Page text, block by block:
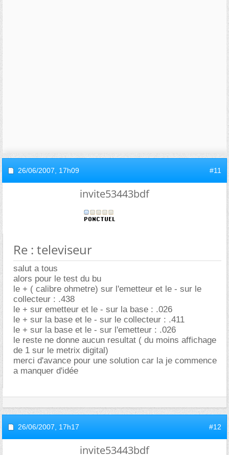
26/06/2007, 17h09 #11
invite53443bdf
Re : televiseur
salut a tous
alors pour le test du bu
le + ( calibre ohmetre) sur l'emetteur et le - sur le
collecteur : .438
le + sur emetteur et le - sur la base : .026
le + sur la base et le - sur le collecteur : .411
le + sur la base et le - sur l'emetteur : .026
le reste ne donne aucun resultat ( du moins affichage
de 1 sur le metrix digital)
merci d'avance pour une solution car la je commence
a manquer d'idée
26/06/2007, 17h17 #12
invite53443bdf